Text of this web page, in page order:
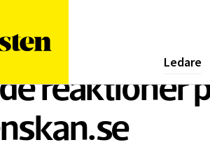
Ledare
reaktioner